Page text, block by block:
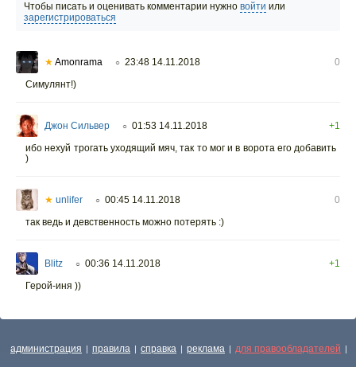
Чтобы писать и оценивать комментарии нужно войти или
зарегистрироваться
★ Amonrama ○ 23:48 14.11.2018
0
Симулянт!)
Джон Сильвер ○ 01:53 14.11.2018
+1
ибо нехуй трогать уходящий мяч, так то мог и в ворота его добавить
)
★ unlifer ○ 00:45 14.11.2018
0
так ведь и девственность можно потерять :)
Blitz ○ 00:36 14.11.2018
+1
Герой-иня ))
администрация | правила | справка | реклама | для правообладателей |